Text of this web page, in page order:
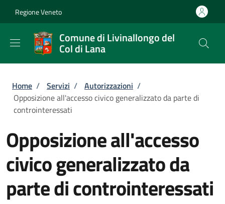
Regione Veneto
Comune di Livinallongo del
Col di Lana
Briciole di pane
Home / Servizi / Autorizzazioni /
Opposizione all'accesso civico generalizzato da parte di
controinteressati
Opposizione all'accesso
civico generalizzato da
parte di controinteressati